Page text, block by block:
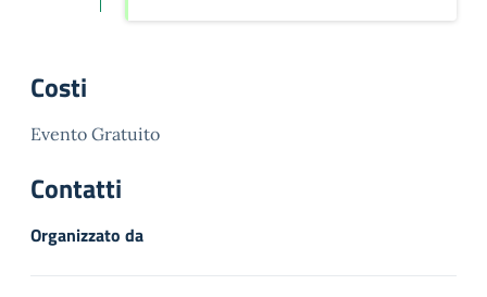
Costi
Evento Gratuito
Contatti
Organizzato da